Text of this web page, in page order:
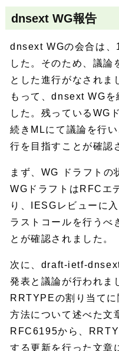
dnsext WG報告
dnsext WGの会合は、
した。そのため、議論
とした進行がなされま
もって、dnsext WGを
した。残っているWG
続きMLにて議論を行
行を目指すことが確認
まず、WG ドラフトの
WGドラフトはRFCエ
り、IESGレビューに
ラストコールを行うべ
とが確認されました。
次に、draft-ietf-
発表と議論が行われま
RRTYPEの割り当て
方法について述べた文
RFC6195から、
する更新を行った文章